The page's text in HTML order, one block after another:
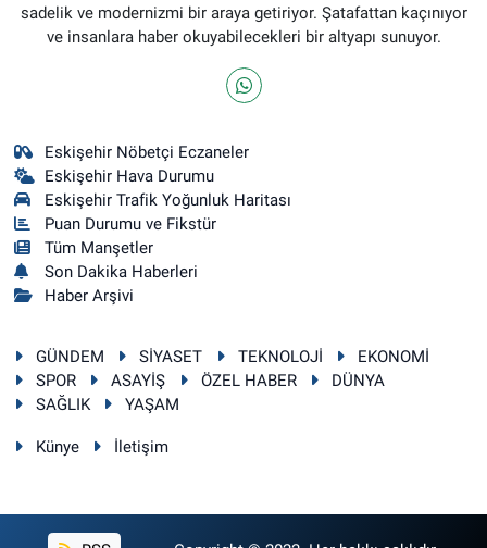
sadelik ve modernizmi bir araya getiriyor. Şatafattan kaçınıyor
ve insanlara haber okuyabilecekleri bir altyapı sunuyor.
Eskişehir Nöbetçi Eczaneler
Eskişehir Hava Durumu
Eskişehir Trafik Yoğunluk Haritası
Puan Durumu ve Fikstür
Tüm Manşetler
Son Dakika Haberleri
Haber Arşivi
GÜNDEM SİYASET TEKNOLOJİ
EKONOMİ
SPOR
ASAYİŞ ÖZEL HABER
DÜNYA
SAĞLIK
YAŞAM
Künye İletişim